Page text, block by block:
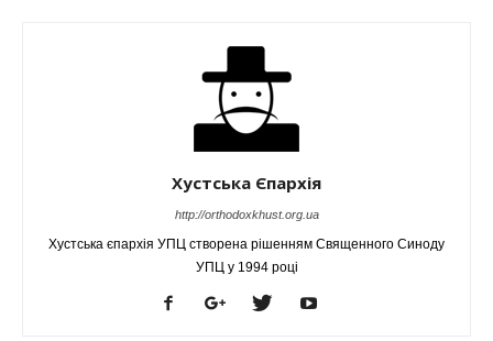
Хустська Єпархія
http://orthodoxkhust.org.ua
Хустська єпархія УПЦ створена рішенням Священного Синоду
УПЦ у 1994 році